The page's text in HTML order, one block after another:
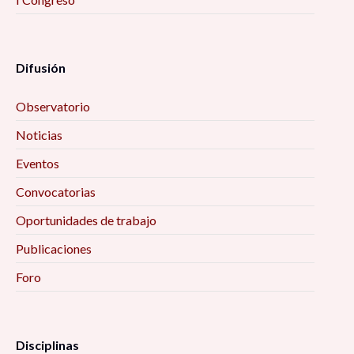
Difusión
Observatorio
Noticias
Eventos
Convocatorias
Oportunidades de trabajo
Publicaciones
Foro
Disciplinas